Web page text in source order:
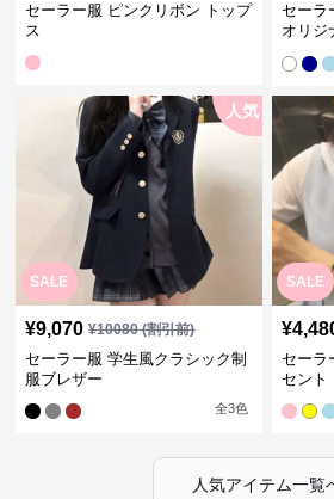
セーラー服 ピンクリボン トップ
ス
セーラ
オリジ
SALE
人気
¥9,070 ¥10080(割引前)
セーラー服 学生風クラシック制
服ブレザー
全3色
SALE
¥
セーラ
セント
人気アイテム一覧